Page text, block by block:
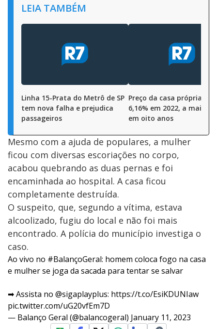
LEIA TAMBÉM
Linha 15-Prata do Metrô de SP
tem nova falha e prejudica
passageiros
Preço da casa própria
6,16% em 2022, a maior
em oito anos
Mesmo com a ajuda de populares, a mulher
ficou com diversas escoriações no corpo,
acabou quebrando as duas pernas e foi
encaminhada ao hospital. A casa ficou
completamente destruída.
O suspeito, que, segundo a vítima, estava
alcoolizado, fugiu do local e não foi mais
encontrado. A polícia do município investiga o
caso.
Ao vivo no #BalançoGeral: homem coloca fogo na casa
e mulher se joga da sacada para tentar se salvar
➡ Assista no @sigaplayplus: https://t.co/EsiKDUNIaw
pic.twitter.com/uG20vfEm7D
— Balanço Geral (@balancogeral) January 11, 2023